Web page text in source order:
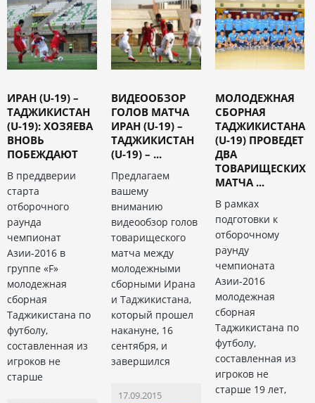
ИРАН (U-19) –
ТАДЖИКИСТАН
(U-19): ХОЗЯЕВА
ВНОВЬ
ПОБЕЖДАЮТ
В преддверии
старта
отборочного
раунда
чемпионат
Азии-2016 в
группе «F»
молодежная
сборная
Таджикистана по
футболу,
составленная из
игроков не
старше
ВИДЕООБЗОР
ГОЛОВ МАТЧА
ИРАН (U-19) –
ТАДЖИКИСТАН
(U-19) – ...
Предлагаем
вашему
вниманию
видеообзор голов
товарищеского
матча между
молодежными
сборными Ирана
и Таджикистана,
который прошел
накануне, 16
сентября, и
завершился
17.09.2015
МОЛОДЕЖНАЯ
СБОРНАЯ
ТАДЖИКИСТАНА
(U-19) ПРОВЕДЕТ
ДВА
ТОВАРИЩЕСКИХ
МАТЧА ...
В рамках
подготовки к
отборочному
раунду
чемпионата
Азии-2016
молодежная
сборная
Таджикистана по
футболу,
составленная из
игроков не
старше 19 лет,